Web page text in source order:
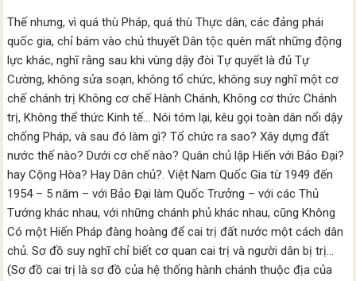
Thế nhưng, vì quá thù Pháp, quá thù Thực dân, các đảng phái
quốc gia, chỉ bám vào chủ thuyết Dân tộc quên mất những động
lực khác, nghĩ rằng sau khi vùng dậy đòi Tự quyết là đủ Tự
Cường, không sửa soạn, không tổ chức, không suy nghĩ một cơ
chế chánh trị Không cơ chế Hành Chánh, Không cơ thức Chánh
trị, Không thể thức Kinh tế… Nói tóm lại, kêu gọi toàn dân nổi dậy
chống Pháp, và sau đó làm gì? Tổ chức ra sao? Xây dựng đất
nước thế nào? Dưới cơ chế nào? Quân chủ lập Hiến với Bảo Đại?
hay Cộng Hòa? Hay Dân chủ?. Việt Nam Quốc Gia từ 1949 đến
1954 – 5 năm – với Bảo Đại làm Quốc Trưởng – với các Thủ
Tướng khác nhau, với những chánh phủ khác nhau, cũng Không
Có một Hiến Pháp đàng hoàng để cai trị đất nước một cách dân
chủ. Sơ đồ suy nghĩ chỉ biết cơ quan cai trị và người dân bị trị…
(Sơ đồ cai trị là sơ đồ của hệ thống hành chánh thuộc địa của